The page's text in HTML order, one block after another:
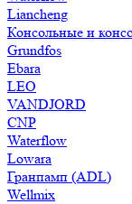
Liancheng
Консольные и
Grundfos
Ebara
LEO
VANDJORD
CNP
Waterflow
Lowara
Гранпамп (ADL)
Wellmix